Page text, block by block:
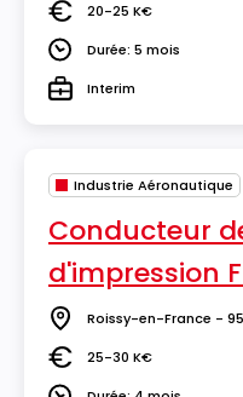
Salaire20-25 K€
DuréeDurée: 5 mois
TypeInterim
Industrie Aéronautique
Conducteur
d'impression
Lieu Roissy-en-France -
Salaire25-30 K€